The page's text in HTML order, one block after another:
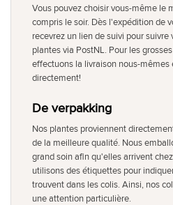
Vous pouvez choisir vous-même le
compris le soir. Dès l'expédition de
recevrez un lien de suivi pour
plantes via PostNL. Pour les
effectuons la livraison nous-mêmes
directement!
De verpakking
Nos plantes proviennent
de la meilleure qualité. Nous
grand soin afin qu'elles arrivent
utilisons des étiquettes pour
trouvent dans les colis. Ainsi, nos
une attention particulière.